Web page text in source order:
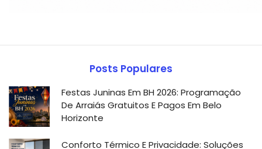
Posts Populares
Festas Juninas Em BH 2026: Programação
De Arraiás Gratuitos E Pagos Em Belo
Horizonte
Conforto Térmico E Privacidade: Soluções